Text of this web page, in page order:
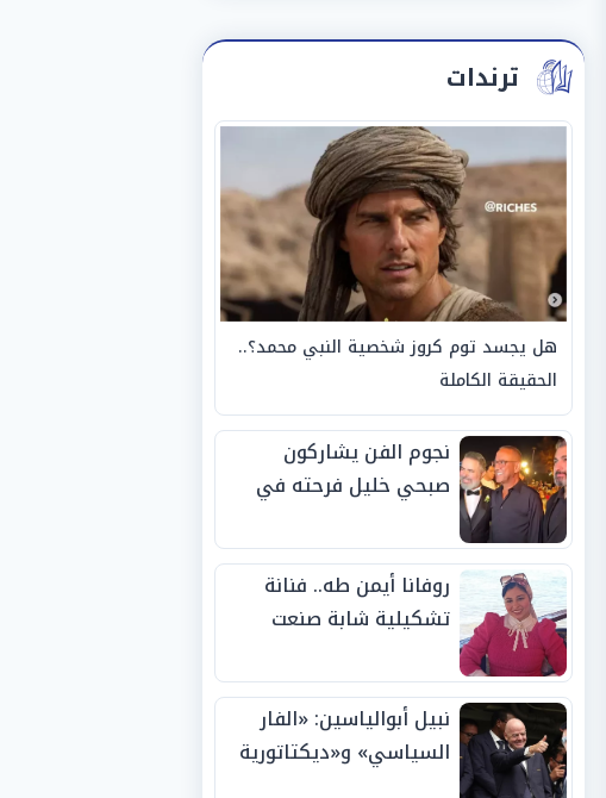
ترندات
هل يجسد توم كروز شخصية النبي محمد؟..
الحقيقة الكاملة
نجوم الفن يشاركون
صبحي خليل فرحته في
روفانا أيمن طه.. فنانة
تشكيلية شابة صنعت
الجوائز منذ الصغر
نبيل أبوالياسين: «الفار
السياسي» و«ديكتاتورية